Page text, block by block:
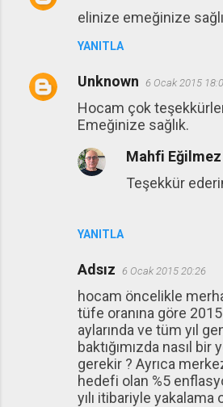
elinize emeğinize
YANITLA
Unknown 6 Ocak 2015
Hocam çok
Emeğinize sağlık.
YANITLA
Mahfi Eğilmez
Teşekkür
Adsız 6 Ocak 2015 20:26
hocam öncelikle
tüfe oranına göre 2015
aylarında ve tüm yıl
baktığımızda nasıl
gerekir ? Ayrıca
hedefi olan %5
yılı itibariyle yakalama